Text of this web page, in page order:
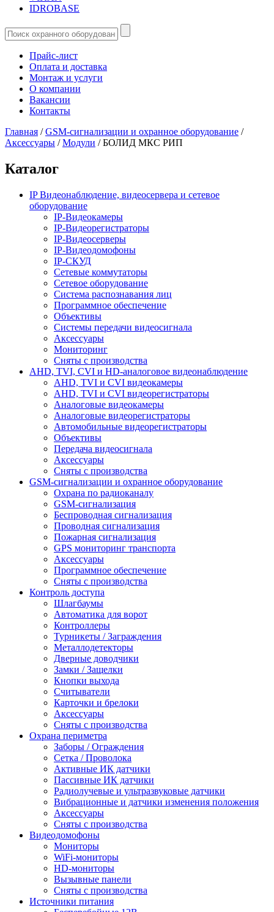
IDROBASE
Прайс-лист
Оплата и доставка
Монтаж и услуги
О компании
Вакансии
Контакты
Главная /GSM-сигнализации и охранное оборудование /
Аксессуары /Модули /БОЛИД МКС РИП
Каталог
IP Видеонаблюдение, видеосервера и сетевое
оборудование
IP-Видеокамеры
IP-Видеорегистраторы
IP-Видеосерверы
IP-Видеодомофоны
IP-СКУД
Сетевые коммутаторы
Сетевое оборудование
Система распознавания лиц
Программное обеспечение
Объективы
Системы передачи видеосигнала
Аксессуары
Мониторинг
Сняты с производства
AHD, TVI, CVI и HD-аналоговое видеонаблюдение
AHD, TVI и CVI видеокамеры
AHD, TVI и CVI видеорегистраторы
Аналоговые видеокамеры
Аналоговые видеорегистраторы
Автомобильные видеорегистраторы
Объективы
Передача видеосигнала
Аксессуары
Сняты с производства
GSM-сигнализации и охранное оборудование
Охрана по радиоканалу
GSM-сигнализация
Беспроводная сигнализация
Проводная сигнализация
Пожарная сигнализация
GPS мониторинг транспорта
Аксессуары
Программное обеспечение
Сняты с производства
Контроль доступа
Шлагбаумы
Автоматика для ворот
Контроллеры
Турникеты / Заграждения
Металлодетекторы
Дверные доводчики
Замки / Защелки
Кнопки выхода
Считыватели
Карточки и брелоки
Аксессуары
Сняты с производства
Охрана периметра
Заборы / Ограждения
Сетка / Проволока
Активные ИК датчики
Пассивные ИК датчики
Радиолучевые и ультразвуковые датчики
Вибрационные и датчики изменения положения
Аксессуары
Сняты с производства
Видеодомофоны
Мониторы
WiFi-мониторы
HD-мониторы
Вызывные панели
Сняты с производства
Источники питания